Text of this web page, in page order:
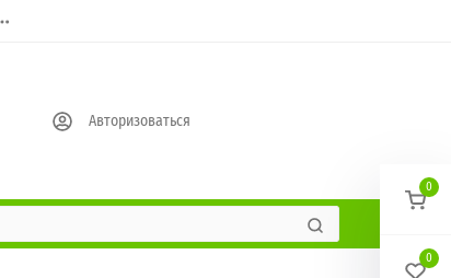
Авторизоваться
0
0